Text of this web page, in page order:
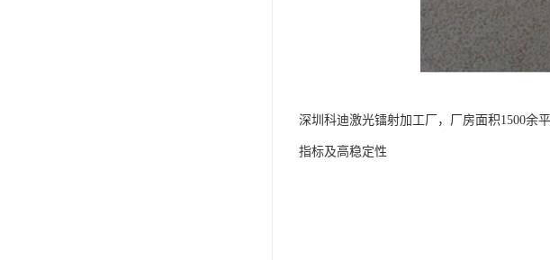
深圳科迪激光镭射加工厂，厂房面积1500余
指标及高稳定性